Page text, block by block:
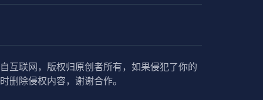
互联网，版权归原创者所有，如果侵犯了你的
删除侵权内容，谢谢合作。